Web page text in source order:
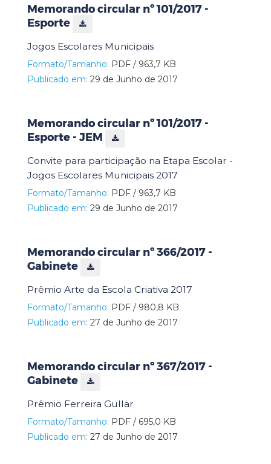
Memorando circular nº 101/2017 -
Esporte
Jogos Escolares Municipais
Formato/Tamanho: PDF / 963,7 KB
Publicado em: 29 de Junho de 2017
Memorando circular nº 101/2017 -
Esporte - JEM
Convite para participação na Etapa Escolar -
Jogos Escolares Municipais 2017
Formato/Tamanho: PDF / 963,7 KB
Publicado em: 29 de Junho de 2017
Memorando circular nº 366/2017 -
Gabinete
Prêmio Arte da Escola Criativa 2017
Formato/Tamanho: PDF / 980,8 KB
Publicado em: 27 de Junho de 2017
Memorando circular nº 367/2017 -
Gabinete
Prêmio Ferreira Gullar
Formato/Tamanho: PDF / 695,0 KB
Publicado em: 27 de Junho de 2017